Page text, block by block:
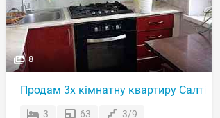
8
Продам 3х кімнатну квартиру Салтівка
3 63 3/9